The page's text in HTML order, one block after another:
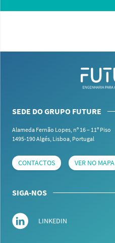
SEDE DO GRUPO FUTURE
Alameda Fernão Lopes, nº 16 – 11º Piso
1495-190 Algés, Lisboa, Portugal
CONTACTOS VER NO MAPA
SIGA-NOS
LINKEDIN